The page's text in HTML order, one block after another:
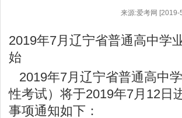
来源:爱考网 [2019-
2019年7月辽宁省普通高中学
始
2019年7月辽宁省普通高中
性考试）将于2019年7月12日
事项通知如下：